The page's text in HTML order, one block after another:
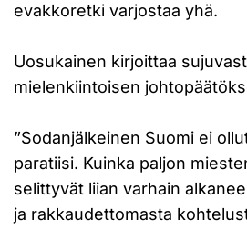
evakkoretki varjostaa yhä.
Uosukainen kirjoittaa
mielenkiintoisen
”Sodanjälkeinen Suomi ei
paratiisi. Kuinka paljon
selittyvät liian varhain
ja rakkaudettomasta